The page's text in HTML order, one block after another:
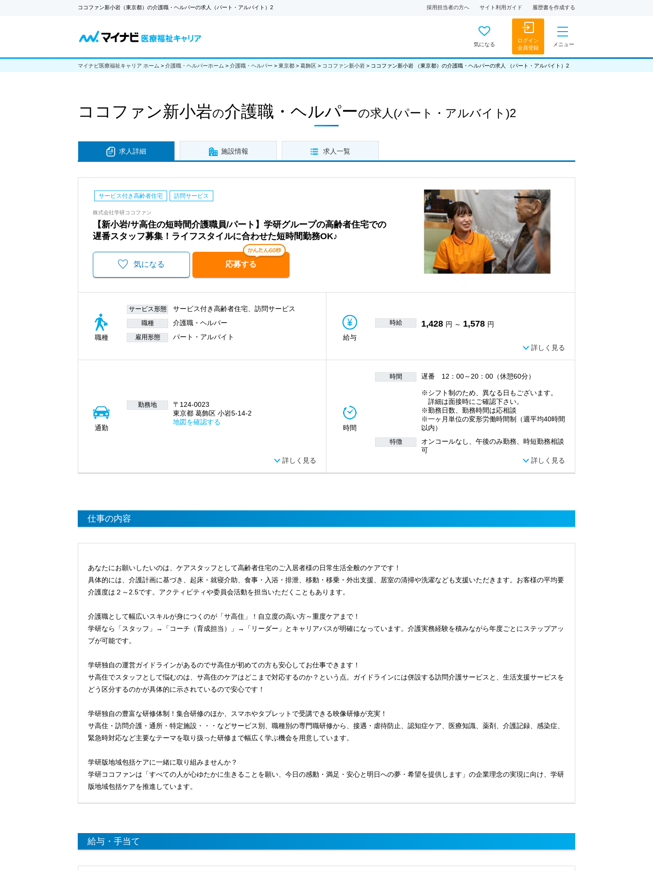
ココファン新小岩（東京都）の介護職・ヘルパーの求人（パート・アルバイト）2 採用担当者の方へ サイト利用ガイド 履歴書を作成する
気になる
ログイン
会員登録
メニュー
マイナビ医療福祉キャリア ホーム > 介護職・ヘルパーホーム > 介護職・ヘルパー > 東京都 > 葛飾区 > ココファン新小岩 > ココファン新小岩 （東京都）の介護職・ヘルパーの求人 （パート・アルバイト）2
ココファン新小岩の介護職・ヘルパーの求人 (パート・アルバイト)2
求人詳細 施設情報 求人一覧
サービス付き高齢者住宅 訪問サービス
株式会社学研ココファン
【新小岩/サ高住の短時間介護職員/パート】学研グループの高齢者住宅での
遅番スタッフ募集！ライフスタイルに合わせた短時間勤務OK♪
気になる 応募する
職種
サービス形態 サービス付き高齢者住宅、訪問サービス
職種 介護職・ヘルパー
雇用形態 パート・アルバイト 給与
時給 1,428 円 ～ 1,578 円
詳しく見る
通勤
勤務地
〒124-0023
東京都 葛飾区 小岩5-14-2
地図を確認する
詳しく見る
時間
時間 遅番 12：00～20：00（休憩60分）
※シフト制のため、異なる日もございます。
詳細は面接時にご確認下さい。
※勤務日数、勤務時間は応相談
※一ヶ月単位の変形労働時間制（週平均40時間
以内）
特徴
オンコールなし、午後のみ勤務、時短勤務相談
可
詳しく見る
仕事の内容
あなたにお願いしたいのは、ケアスタッフとして高齢者住宅のご入居者様の日常生活全般のケアです！
具体的には、介護計画に基づき、起床・就寝介助、食事・入浴・排泄、移動・移乗・外出支援、居室の清掃や洗濯なども支援いただきます。お客様の平均要
介護度は２～2.5です。アクティビティや委員会活動を担当いただくこともあります。
介護職として幅広いスキルが身につくのが「サ高住」！自立度の高い方～重度ケアまで！
学研なら「スタッフ」→「コーチ（育成担当）」→「リーダー」とキャリアパスが明確になっています。介護実務経験を積みながら年度ごとにステップアッ
プが可能です。
学研独自の運営ガイドラインがあるのでサ高住が初めての方も安心してお仕事できます！
サ高住でスタッフとして悩むのは、サ高住のケアはどこまで対応するのか？という点。ガイドラインには併設する訪問介護サービスと、生活支援サービスを
どう区分するのかが具体的に示されているので安心です！
学研独自の豊富な研修体制！集合研修のほか、スマホやタブレットで受講できる映像研修が充実！
サ高住・訪問介護・通所・特定施設・・・などサービス別、職種別の専門職研修から、接遇・虐待防止、認知症ケア、医療知識、薬剤、介護記録、感染症、
緊急時対応など主要なテーマを取り扱った研修まで幅広く学ぶ機会を用意しています。
学研版地域包括ケアに一緒に取り組みませんか？
学研ココファンは「すべての人が心ゆたかに生きることを願い、今日の感動・満足・安心と明日への夢・希望を提供します」の企業理念の実現に向け、学研
版地域包括ケアを推進しています。
給与・手当て